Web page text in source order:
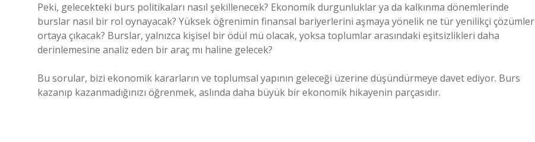
Peki, gelecekteki burs politikaları nasıl şekillenecek? Ekonomik durgunluklar ya da kalkınma dönemlerinde
burslar nasıl bir rol oynayacak? Yüksek öğrenimin finansal bariyerlerini aşmaya yönelik ne tür yenilikçi çözümler
ortaya çıkacak? Burslar, yalnızca kişisel bir ödül mü olacak, yoksa toplumlar arasındaki eşitsizlikleri daha
derinlemesine analiz eden bir araç mı haline gelecek?
Bu sorular, bizi ekonomik kararların ve toplumsal yapının geleceği üzerine düşündürmeye davet ediyor. Burs
kazanıp kazanmadığınızı öğrenmek, aslında daha büyük bir ekonomik hikayenin parçasıdır.